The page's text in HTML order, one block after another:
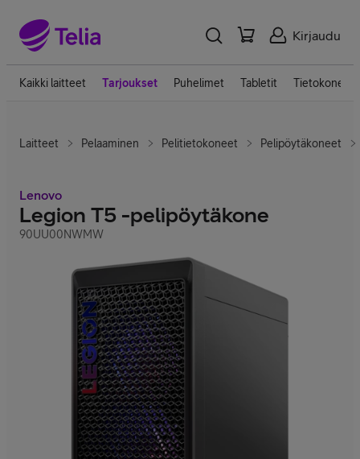
Kirjaudu
Kaikki laitteet Tarjoukset Puhelimet Tabletit Tietokoneet
Laitteet Pelaaminen Pelitietokoneet Pelipöytäkoneet
Lenovo
Legion T5 -pelipöytäkone
90UU00NWMW